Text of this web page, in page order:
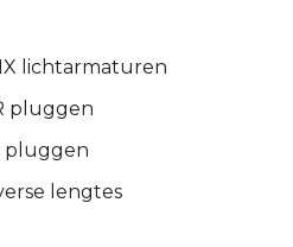
lichtarmaturen
pluggen
pluggen
lengtes